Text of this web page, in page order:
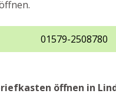
01579-2508780
öffnen in